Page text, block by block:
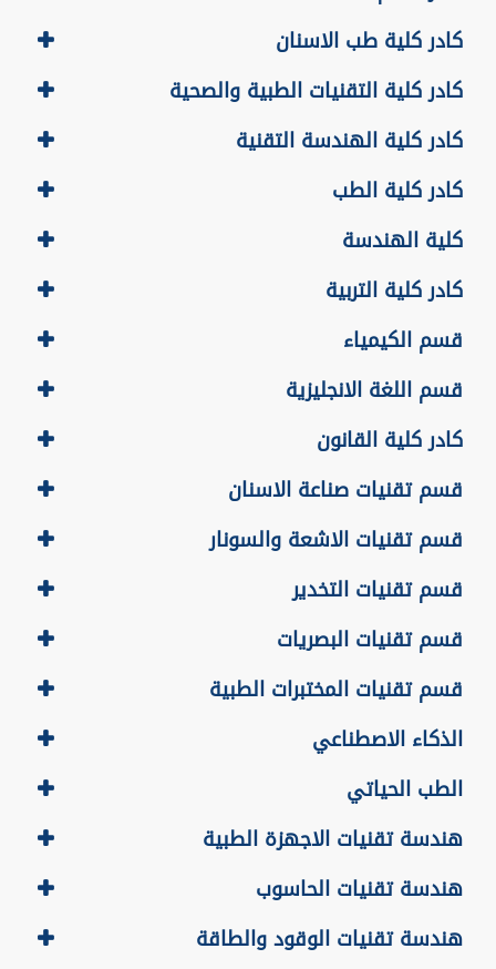
كادر كلية طب الاسنان
كادر كلية التقنيات الطبية والصحية
كادر كلية الهندسة التقنية
كادر كلية الطب
كلية الهندسة
كادر كلية التربية
قسم الكيمياء
قسم اللغة الانجليزية
كادر كلية القانون
قسم تقنيات صناعة الاسنان
قسم تقنيات الاشعة والسونار
قسم تقنيات التخدير
قسم تقنيات البصريات
قسم تقنيات المختبرات الطبية
الذكاء الاصطناعي
الطب الحياتي
هندسة تقنيات الاجهزة الطبية
هندسة تقنيات الحاسوب
هندسة تقنيات الوقود والطاقة